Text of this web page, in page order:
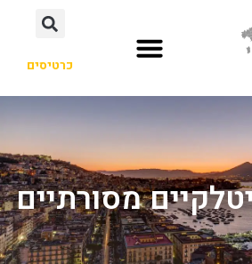
כרטיסים
מסורתיים